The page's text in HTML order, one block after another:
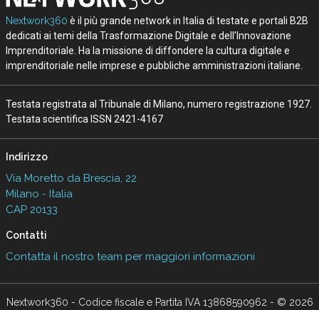
Nextwork360 è il più grande network in Italia di testate e portali B2B
dedicati ai temi della Trasformazione Digitale e dell’Innovazione
Imprenditoriale. Ha la missione di diffondere la cultura digitale e
imprenditoriale nelle imprese e pubbliche amministrazioni italiane.
Testata registrata al Tribunale di Milano, numero registrazione 1927.
Testata scientifica ISSN 2421-4167
Indirizzo
Via Moretto da Brescia, 22
Milano - Italia
CAP 20133
Contatti
Contatta il nostro team per maggiori informazioni
Nextwork360 - Codice fiscale e Partita IVA 13868590962 - © 2026